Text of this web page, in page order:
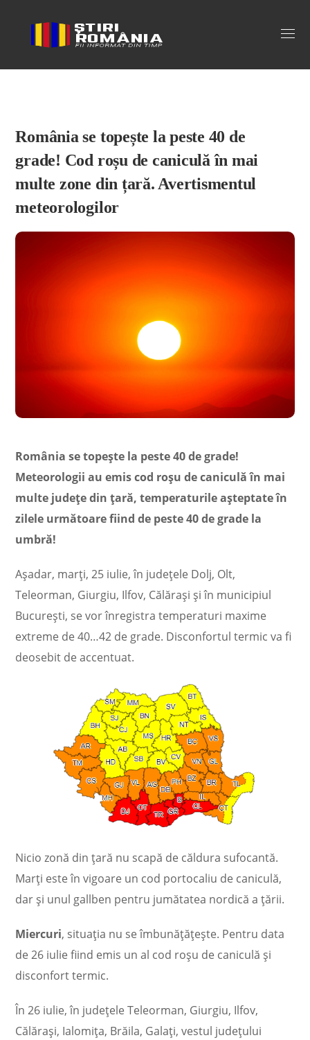
Stiri Romania
România se topește la peste 40 de
grade! Cod roșu de caniculă în mai
multe zone din țară. Avertismentul
meteorologilor
România se topește la peste 40 de grade!
Meteorologii au emis cod roșu de caniculă în mai
multe județe din țară, temperaturile așteptate în
zilele următoare fiind de peste 40 de grade la
umbră!
Așadar, marți, 25 iulie, în județele Dolj, Olt,
Teleorman, Giurgiu, Ilfov, Călărași și în municipiul
București, se vor înregistra temperaturi maxime
extreme de 40…42 de grade. Disconfortul termic va fi
deosebit de accentuat.
Nicio zonă din țară nu scapă de căldura sufocantă.
Marți este în vigoare un cod portocaliu de caniculă,
dar și unul gallben pentru jumătatea nordică a țării.
Miercuri, situația nu se îmbunățățește. Pentru data
de 26 iulie fiind emis un al cod roșu de caniculă și
disconfort termic.
În 26 iulie, în județele Teleorman, Giurgiu, Ilfov,
Călărași, Ialomița, Brăila, Galați, vestul județului